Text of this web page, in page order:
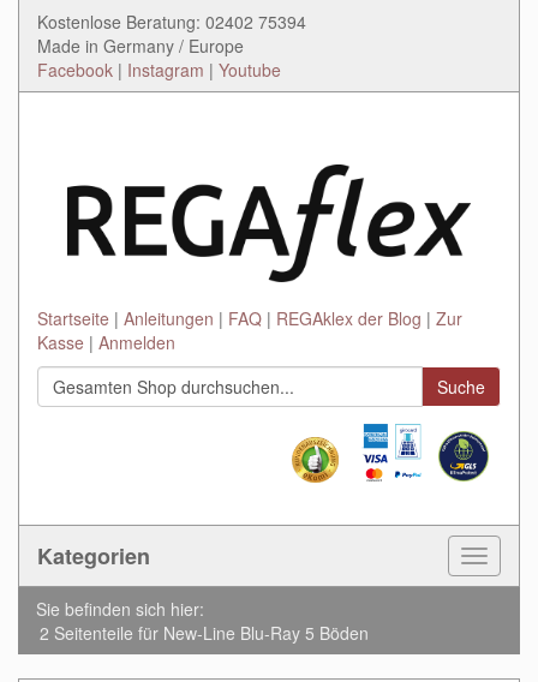
Kostenlose Beratung: 02402 75394
Made in Germany / Europe
Facebook | Instagram | Youtube
Startseite Anleitungen FAQ REGAklex der Blog
Zur
Kasse
Anmelden
Suche
Kategorien
Toggle
Sie befinden sich hier:
2 Seitenteile für New-Line Blu-Ray 5 Böden